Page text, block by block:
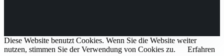
Diese Website benutzt Cookies. Wenn Sie die Website weiter
nutzen, stimmen Sie der Verwendung von Cookies zu.
Erfahren